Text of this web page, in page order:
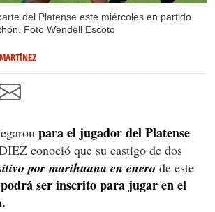
del Platense este miércoles en partido
Foto Wendell Escoto
para el jugador del Platense
conoció que su castigo de dos
por marihuana en enero de este
podrá ser inscrito para jugar en el